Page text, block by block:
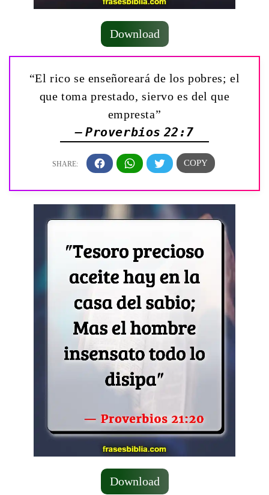
Download
“El rico se enseñoreará de los pobres; el
que toma prestado, siervo es del que
empresta”
— Proverbios 22:7
Download